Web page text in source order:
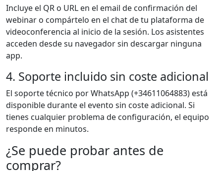
Incluye el QR o URL en el email de confirmación del
webinar o compártelo en el chat de tu plataforma de
videoconferencia al inicio de la sesión. Los asistentes
acceden desde su navegador sin descargar ninguna
app.
4. Soporte incluido sin coste adicional
El soporte técnico por WhatsApp (+34611064883) está
disponible durante el evento sin coste adicional. Si
tienes cualquier problema de configuración, el equipo
responde en minutos.
¿Se puede probar antes de
comprar?